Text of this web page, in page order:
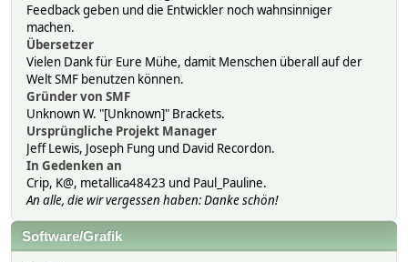
Feedback geben und die Entwickler noch wahnsinniger
machen.
Übersetzer
Vielen Dank für Eure Mühe, damit Menschen überall auf der
Welt SMF benutzen können.
Gründer von SMF
Unknown W. "[Unknown]" Brackets.
Ursprüngliche Projekt Manager
Jeff Lewis, Joseph Fung und David Recordon.
In Gedenken an
Crip, K@, metallica48423 und Paul_Pauline.
An alle, die wir vergessen haben: Danke schön!
Software/Grafik